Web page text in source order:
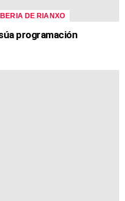
DE RIANXO
programación